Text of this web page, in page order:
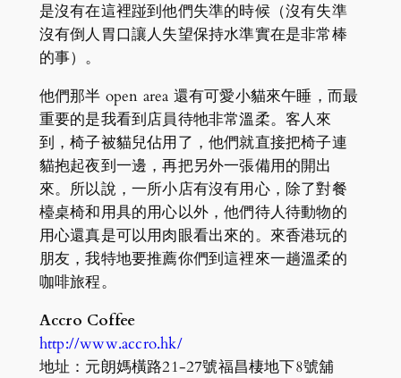
是沒有在這裡踫到他們失準的時候（沒有失準
沒有倒人胃口讓人失望保持水準實在是非常棒
的事）。
他們那半 open area 還有可愛小貓來午睡，而最
重要的是我看到店員待牠非常溫柔。客人來
到，椅子被貓兒佔用了，他們就直接把椅子連
貓抱起夜到一邊，再把另外一張備用的開出
來。所以說，一所小店有沒有用心，除了對餐
檯桌椅和用具的用心以外，他們待人待動物的
用心還真是可以用肉眼看出來的。來香港玩的
朋友，我特地要推薦你們到這裡來一趟溫柔的
咖啡旅程。
Accro Coffee
http://www.accro.hk/
地址：元朗媽橫路21-27號福昌棲地下8號舖